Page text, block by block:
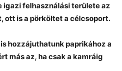
igazi felhasználási területe az
ott is a pörköltet a célcsoport.
hozzájuthatunk paprikához a
más az, ha csak a kamráig